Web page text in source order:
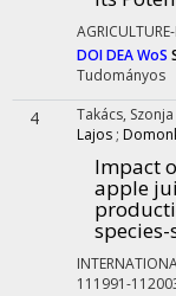
DOIDEAWoS
Tudományos
4 Takács, Szonja
Lajos ;
Impact
apple
111991-